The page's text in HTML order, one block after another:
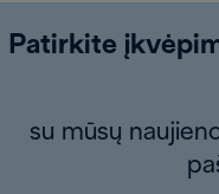
Patirkite
su mūsų